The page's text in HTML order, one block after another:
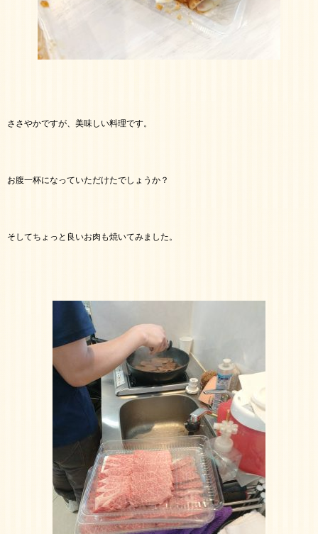
ささやかですが、美味しい料理です。
お腹一杯になっていただけたでしょうか？
そしてちょっと良いお肉も焼いてみました。